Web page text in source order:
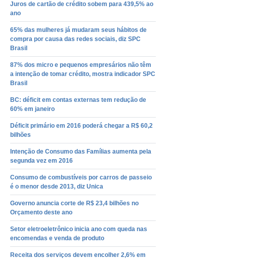
Juros de cartão de crédito sobem para 439,5% ao
ano
65% das mulheres já mudaram seus hábitos de
compra por causa das redes sociais, diz SPC
Brasil
87% dos micro e pequenos empresários não têm
a intenção de tomar crédito, mostra indicador SPC
Brasil
BC: déficit em contas externas tem redução de
60% em janeiro
Déficit primário em 2016 poderá chegar a R$ 60,2
bilhões
Intenção de Consumo das Famílias aumenta pela
segunda vez em 2016
Consumo de combustíveis por carros de passeio
é o menor desde 2013, diz Unica
Governo anuncia corte de R$ 23,4 bilhões no
Orçamento deste ano
Setor eletroeletrônico inicia ano com queda nas
encomendas e venda de produto
Receita dos serviços devem encolher 2,6% em